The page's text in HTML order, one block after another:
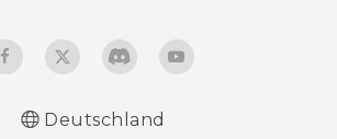
Deutschland